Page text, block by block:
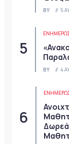
BY 5
BY 4